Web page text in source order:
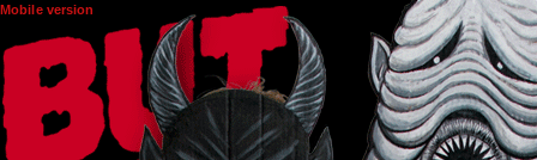
Overslaan en naar de algemene inhoud gaan
Mobile version